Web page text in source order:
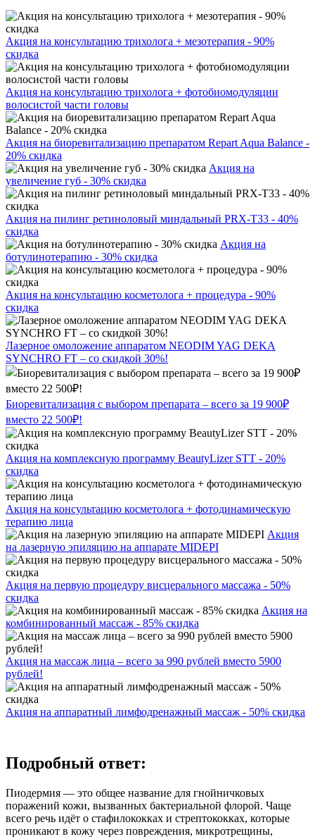
Акция на консультацию трихолога + мезотерапия - 90%
скидка
Акция на консультацию трихолога + фотобиомодуляции
волосистой части головы
Акция на биоревитализацию препаратом Repart Aqua Balance -
20% скидка
Акция на
увеличение губ - 30% скидка
Акция на пилинг ретиноловый миндальный PRX-T33 - 40%
скидка
Акция на
ботулинотерапию - 30% скидка
Акция на консультацию косметолога + процедура - 90%
скидка
Лазерное омоложение аппаратом NEODIM YAG DEKA
SYNCHRO FT – со скидкой 30%!
Биоревитализация с выбором препарата – всего за 19 900₽
вместо 22 500₽!
Акция на комплексную программу BeautyLizer STT - 20%
скидка
Акция на консультацию косметолога + фотодинамическую
терапию лица
Акция
на лазерную эпиляцию на аппарате MIDEPI
Акция на первую процедуру висцерального массажа - 50%
скидка
Акция на
комбинированный массаж - 85% скидка
Акция на массаж лица – всего за 990 рублей вместо 5900
рублей!
Акция на аппаратный лимфодренажный массаж - 50% скидка
Подробный ответ:
Пиодермия — это общее название для гнойничковых
поражений кожи, вызванных бактериальной флорой. Чаще
всего речь идёт о стафилококках и стрептококках, которые
проникают в кожу через повреждения, микротрещины,